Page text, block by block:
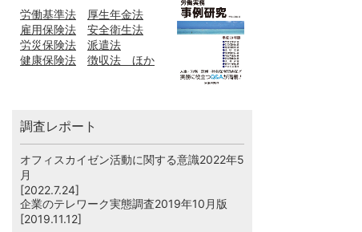
労働基準法
厚生年金法
雇用保険法
安全衛生法
労災保険法
派遣法
健康保険法
徴収法 ほか
調査レポート
オフィスカイゼン活動に関する意識2022年5
月
[2022.7.24]
企業のテレワーク実態調査2019年10月版
[2019.11.12]